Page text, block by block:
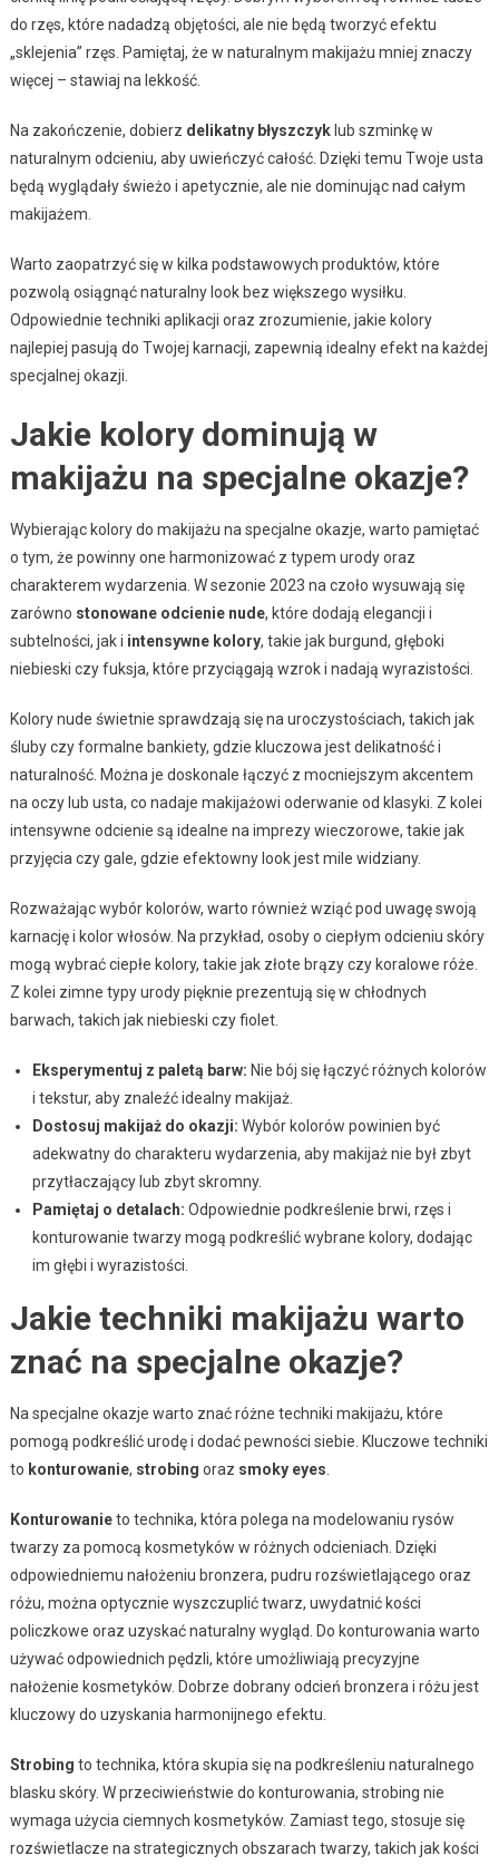
do rzęs, które nadadzą objętości, ale nie będą tworzyć efektu
„sklejenia” rzęs. Pamiętaj, że w naturalnym makijażu mniej znaczy
więcej – stawiaj na lekkość.
Na zakończenie, dobierz delikatny błyszczyklub szminkę w
naturalnym odcieniu, aby uwieńczyć całość. Dzięki temu Twoje usta
będą wyglądały świeżo i apetycznie, ale nie dominując nad całym
makijażem.
Warto zaopatrzyć się w kilka podstawowych produktów, które
pozwolą osiągnąć naturalny look bez większego wysiłku.
Odpowiednie techniki aplikacji oraz zrozumienie, jakie kolory
najlepiej pasują do Twojej karnacji, zapewnią idealny efekt na każdej
specjalnej okazji.
Jakie kolory dominują w
makijażu na specjalne okazje?
Wybierając kolory do makijażu na specjalne okazje, warto pamiętać
o tym, że powinny one harmonizować z typem urody oraz
charakterem wydarzenia. W sezonie 2023 na czoło wysuwają się
zarówno stonowane odcienie nude, które dodają elegancji i
subtelności, jak i intensywne kolory, takie jak burgund, głęboki
niebieski czy fuksja, które przyciągają wzrok i nadają wyrazistości.
Kolory nude świetnie sprawdzają się na uroczystościach, takich jak
śluby czy formalne bankiety, gdzie kluczowa jest delikatność i
naturalność. Można je doskonale łączyć z mocniejszym akcentem
na oczy lub usta, co nadaje makijażowi oderwanie od klasyki. Z kolei
intensywne odcienie są idealne na imprezy wieczorowe, takie jak
przyjęcia czy gale, gdzie efektowny look jest mile widziany.
Rozważając wybór kolorów, warto również wziąć pod uwagę swoją
karnację i kolor włosów. Na przykład, osoby o ciepłym odcieniu skóry
mogą wybrać ciepłe kolory, takie jak złote brązy czy koralowe róże.
Z kolei zimne typy urody pięknie prezentują się w chłodnych
barwach, takich jak niebieski czy fiolet.
Eksperymentuj z paletą barw: Nie bój się łączyć różnych kolorów
i tekstur, aby znaleźć idealny makijaż.
Dostosuj makijaż do okazji: Wybór kolorów powinien być
adekwatny do charakteru wydarzenia, aby makijaż nie był zbyt
przytłaczający lub zbyt skromny.
Pamiętaj o detalach: Odpowiednie podkreślenie brwi, rzęs i
konturowanie twarzy mogą podkreślić wybrane kolory, dodając
im głębi i wyrazistości.
Jakie techniki makijażu warto
znać na specjalne okazje?
Na specjalne okazje warto znać różne techniki makijażu, które
pomogą podkreślić urodę i dodać pewności siebie. Kluczowe techniki
to konturowanie, strobing oraz smoky eyes
Konturowanieto technika, która polega na modelowaniu rysów
twarzy za pomocą kosmetyków w różnych odcieniach. Dzięki
odpowiedniemu nałożeniu bronzera, pudru rozświetlającego oraz
różu, można optycznie wyszczuplić twarz, uwydatnić kości
policzkowe oraz uzyskać naturalny wygląd. Do konturowania warto
używać odpowiednich pędzli, które umożliwiają precyzyjne
nałożenie kosmetyków. Dobrze dobrany odcień bronzera i różu jest
kluczowy do uzyskania harmonijnego efektu.
Strobing to technika, która skupia się na podkreśleniu naturalnego
blasku skóry. W przeciwieństwie do konturowania, strobing nie
wymaga użycia ciemnych kosmetyków. Zamiast tego, stosuje się
rozświetlacze na strategicznych obszarach twarzy, takich jak kości